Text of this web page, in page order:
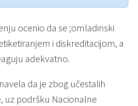
ocenio da se ;omladinski
i diskreditacijom, a
adekvatno.
da je zbog učestalih
uz podršku Nacionalne